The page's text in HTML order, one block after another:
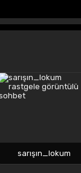
sarışın_lokum